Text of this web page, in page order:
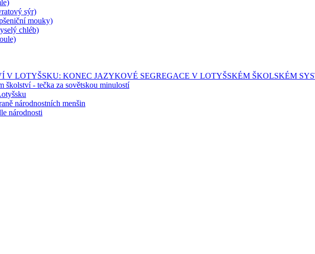
sýr)
mouky)
chléb)
V LOTYŠSKU: KONEC JAZYKOVÉ SEGREGACE V LOTYŠSKÉM ŠKOLSKÉM
školství - tečka za sovětskou minulostí
národnostních menšin
národnosti